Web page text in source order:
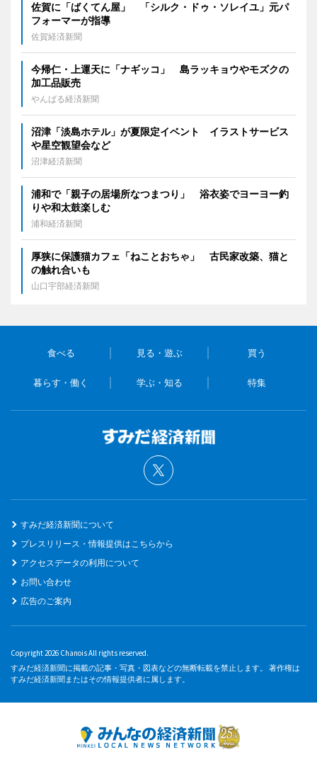
佐賀に「ばくてん屋」 「シルク・ドゥ・ソレイユ」元パ
フォーマーが指導
佐賀経済新聞
今帰仁・上運天に「ナギッコ」 島ラッキョウやモズクの
加工品販売
やんばる経済新聞
沼津「淡島ホテル」が夏限定イベント イラストサービス
や星空観望会など
沼津経済新聞
浦和で「親子の居場所なつまつり」 浴衣姿でヨーヨー釣
りや和太鼓楽しむ
浦和経済新聞
厚狭に保護猫カフェ「ねことおちゃ」 古民家改築、猫と
の触れ合いも
山口宇部経済新聞
食べる 見る・遊ぶ 買う
暮らす・働く 学ぶ・知る 特集
すみだ経済新聞について
プレスリリース・情報提供はこちらから
アクセスデータの利用について
お問い合わせ
広告のご案内
Copyright 2026 Chanois All rights reserved.
すみだ経済新聞に掲載の記事・写真・図表などの無断転載を禁止します。 著作権は
すみだ経済新聞またはその情報提供者に属します。